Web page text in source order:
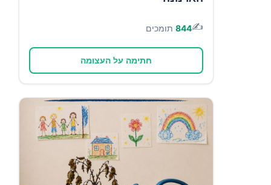
✍️
844 תומכים
חתימה על העצומה